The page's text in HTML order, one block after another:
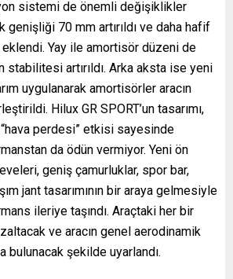
sistemi de önemli değişiklikler
genişliği 70 mm artırıldı ve daha hafif
Yay ile amortisör düzeni de
stabilitesi artırıldı. Arka aksta ise yeni
uygulanarak amortisörler aracın
Hilux GR SPORT’un tasarımı,
perdesi” etkisi sayesinde
da ödün vermiyor. Yeni ön
geniş çamurluklar, spor bar,
jant tasarımının bir araya gelmesiyle
ileriye taşındı. Araçtaki her bir
ve aracın genel aerodinamik
bulunacak şekilde uyarlandı.